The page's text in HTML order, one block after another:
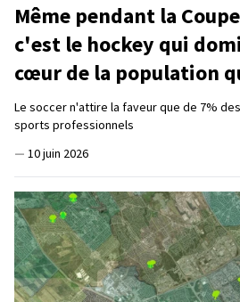
Même pendant la
c'est le hockey qui
cœur de la population
Le soccer n'attire la faveur que de 7%
sports professionnels
— 10 juin 2026